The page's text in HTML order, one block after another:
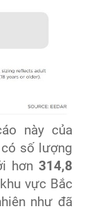
này của
có số lượng
hơn 314,8
vực Bắc
như đã